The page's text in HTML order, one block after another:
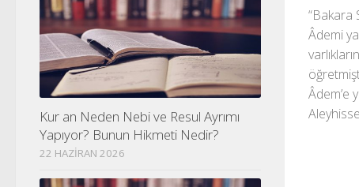
“Bakara
Âdemi
Âdem’e
Kur an Neden Nebi ve Resul Ayrımı
Yapıyor? Bunun Hikmeti Nedir?
22 HAZIRAN 2026